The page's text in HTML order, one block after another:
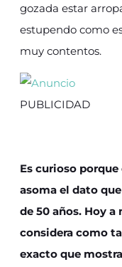
gozada estar
estupendo como
muy contentos.
PUBLICIDAD
Es curioso
asoma el dato
de 50 años. Hoy a
considera como
exacto que